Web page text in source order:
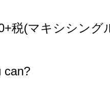
税(マキシシング
can?